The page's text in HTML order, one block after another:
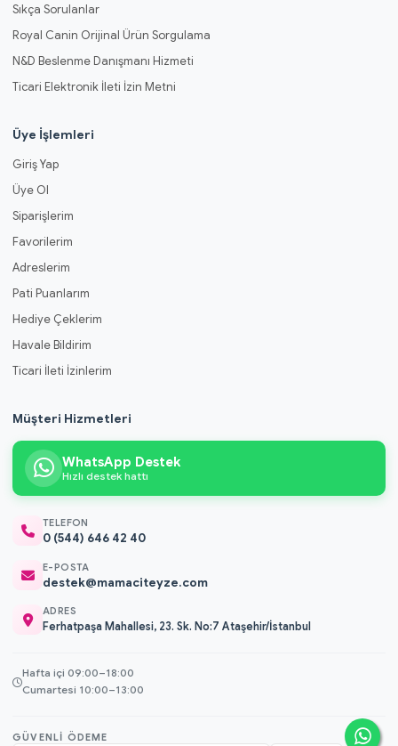
Sıkça Sorulanlar
Royal Canin Orijinal Ürün Sorgulama
N&D Beslenme Danışmanı Hizmeti
Ticari Elektronik İleti İzin Metni
Üye İşlemleri
Giriş Yap
Üye Ol
Siparişlerim
Favorilerim
Adreslerim
Pati Puanlarım
Hediye Çeklerim
Havale Bildirim
Ticari İleti İzinlerim
Müşteri Hizmetleri
WhatsApp Destek
Hızlı destek hattı
TELEFON
0 (544) 646 42 40
E-POSTA
destek@mamaciteyze.com
ADRES
Ferhatpaşa Mahallesi, 23. Sk. No:7 Ataşehir/İstanbul
Hafta içi 09:00–18:00
Cumartesi 10:00–13:00
GÜVENLI ÖDEME